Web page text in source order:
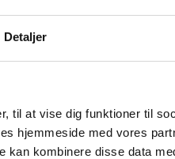
Detaljer
til at vise dig funktioner til
hjemmeside med vores
kombinere disse data